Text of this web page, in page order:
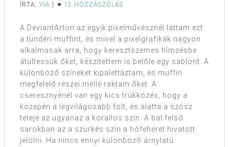
ÍRTA: VIA | 12 HOZZÁSZÓLÁS
A DeviantArton az egyik pixelművésznél láttam ezt
a tündéri muffint, és mivel a pixelgrafikák nagyon
alkalmasak arra, hogy keresztszemes hímzésbe
átültessük őket, készítettem is belőle egy sablont. A
különböző színeket kipalettáztam, és muffin
megfelelő részei mellé raktam őket. A
cseresznyénél van egy kics trükközés, hogy a
közepén a legvilágosabb folt, és alatta a szósz
teteje az ugyanaz a korallos szín. A bal felső
sarokban az a szürkés szín a hófehéret hivatott
jelölni. Ha nincs ennyi különböző árnylatú